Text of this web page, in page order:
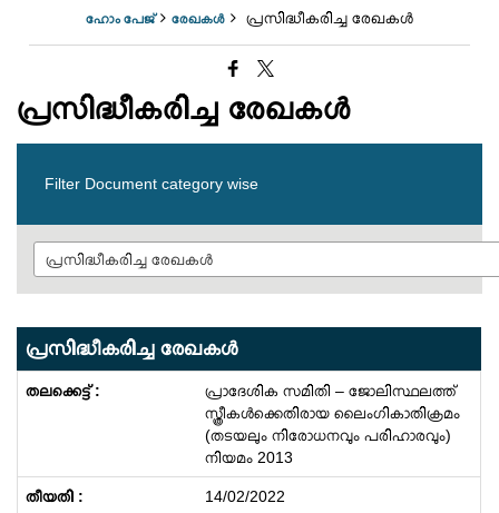
ഹോം പേജ് രേഖകള്‍ പ്രസിദ്ധീകരിച്ച രേഖകള്‍
പ്രസിദ്ധീകരിച്ച രേഖകള്‍
Filter Document category wise
പ്രസിദ്ധീകരിച്ച രേഖകള്‍
പ്രാദേശിക സമിതി – ജോലിസ്ഥലത്ത്
സ്ത്രീകൾക്കെതിരായ ലൈംഗികാതിക്രമം
(തടയലും നിരോധനവും പരിഹാരവും)
നിയമം 2013
14/02/2022